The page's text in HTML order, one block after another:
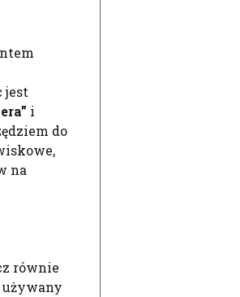
jest
i
do
na
równie